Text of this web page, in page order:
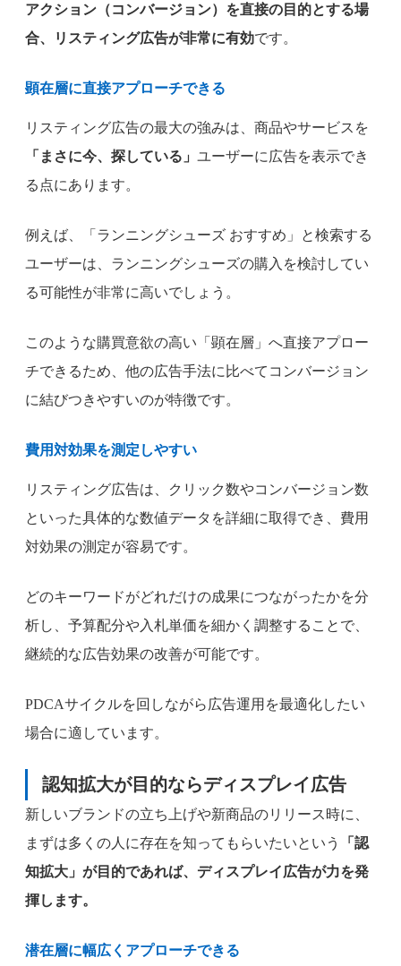
アクション（コンバージョン）を直接の目的とする場
合、リスティング広告が非常に有効です。
顕在層に直接アプローチできる
リスティング広告の最大の強みは、商品やサービスを
「まさに今、探している」 ユーザーに広告を表示でき
る点にあります。
例えば、「ランニングシューズ おすすめ」と検索する
ユーザーは、ランニングシューズの購入を検討してい
る可能性が非常に高いでしょう。
このような購買意欲の高い「顕在層」へ直接アプロー
チできるため、他の広告手法に比べてコンバージョン
に結びつきやすいのが特徴です。
費用対効果を測定しやすい
リスティング広告は、クリック数やコンバージョン数
といった具体的な数値データを詳細に取得でき、費用
対効果の測定が容易です。
どのキーワードがどれだけの成果につながったかを分
析し、予算配分や入札単価を細かく調整することで、
継続的な広告効果の改善が可能です。
PDCAサイクルを回しながら広告運用を最適化したい
場合に適しています。
認知拡大が目的ならディスプレイ広告
新しいブランドの立ち上げや新商品のリリース時に、
まずは多くの人に存在を知ってもらいたいという
「認
知拡大」が目的であれば、ディスプレイ広告が力を発
揮します。
潜在層に幅広くアプローチできる